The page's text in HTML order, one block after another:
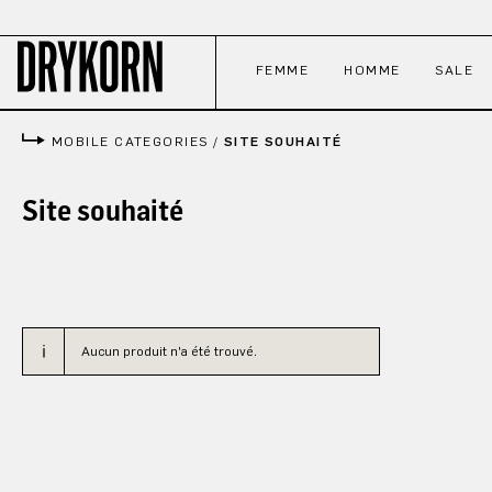
FEMME HOMME SALE
MOBILE CATEGORIES / SITE SOUHAITÉ
Site souhaité
Aucun produit n'a été trouvé.